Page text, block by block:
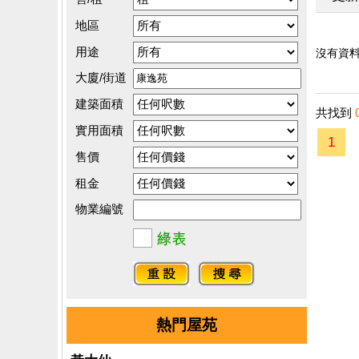
地區
用途
大廈/街道
建築面積
實用面積
售價
租金
物業編號
熱門屋苑
沒有資料
共找到
1